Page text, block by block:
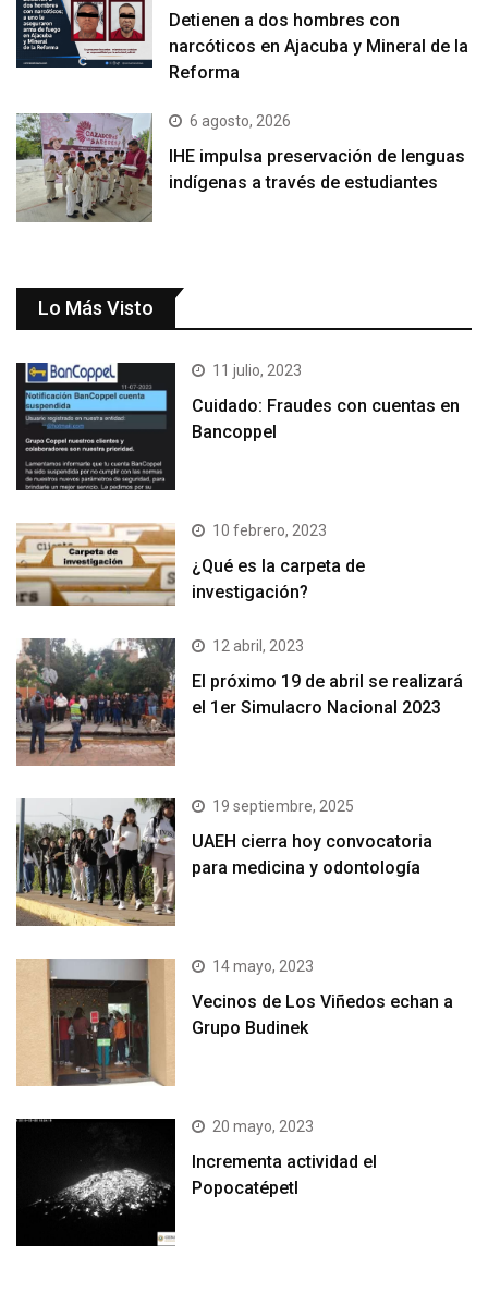
Detienen a dos hombres con
narcóticos en Ajacuba y Mineral de la
Reforma
6 agosto, 2026
IHE impulsa preservación de lenguas
indígenas a través de estudiantes
Lo Más Visto
11 julio, 2023
Cuidado: Fraudes con cuentas en
Bancoppel
10 febrero, 2023
¿Qué es la carpeta de
investigación?
12 abril, 2023
El próximo 19 de abril se realizará
el 1er Simulacro Nacional 2023
19 septiembre, 2025
UAEH cierra hoy convocatoria
para medicina y odontología
14 mayo, 2023
Vecinos de Los Viñedos echan a
Grupo Budinek
20 mayo, 2023
Incrementa actividad el
Popocatépetl